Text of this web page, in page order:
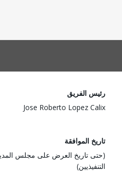
رئيس الفريق
Jose Roberto Lopez Calix
تاريخ الموافقة
(حتى تاريخ العرض على مجلس
التنفيذيين)